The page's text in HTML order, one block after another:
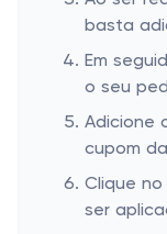
basta
Em
o seu
Adicione
cupom
Clique
ser